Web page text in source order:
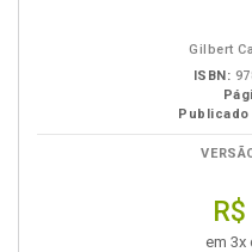
Gilbert
ISBN:
Publicado
em 3x